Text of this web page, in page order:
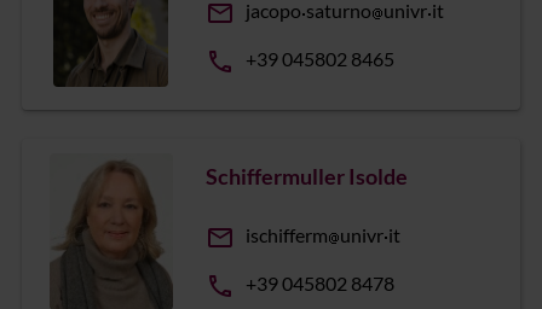
email jacopo saturno univr it
phone +39 045802 8465
Schiffermuller Isolde
email ischifferm univr it
phone +39 045802 8478